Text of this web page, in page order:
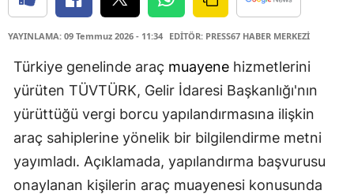
YAYINLAMA: 09 Temmuz 2026 - 11:34 EDİTÖR: PRESS67 HABER MERKEZİ
Türkiye genelinde araç muayene hizmetlerini
yürüten TÜVTÜRK, Gelir İdaresi Başkanlığı'nın
yürüttüğü vergi borcu yapılandırmasına ilişkin
araç sahiplerine yönelik bir bilgilendirme metni
yayımladı. Açıklamada, yapılandırma başvurusu
onaylanan kişilerin araç muayenesi konusunda